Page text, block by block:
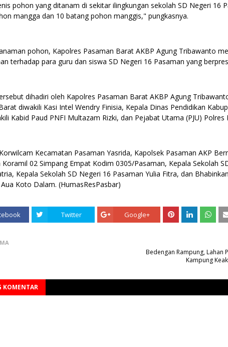
pohon yang ditanam di sekitar ilingkungan sekolah SD Negeri 16
mangga dan 10 batang pohon manggis," pungkasnya.
pohon, Kapolres Pasaman Barat AKBP Agung Tribawanto
terhadap para guru dan siswa SD Negeri 16 Pasaman yang
dihadiri oleh Kapolres Pasaman Barat AKBP Agung
diwakili Kasi Intel Wendry Finisia, Kepala Dinas Pendidikan
Kabid Paud PNFI Multazam Rizki, dan Pejabat Utama (PJU) Polres
Kecamatan Pasaman Yasrida, Kapolsek Pasaman AKP
02 Simpang Empat Kodim 0305/Pasaman, Kepala Sekolah
Kepala Sekolah SD Negeri 16 Pasaman Yulia Fitra, dan
Koto Dalam. (HumasResPasbar)
Twitter Google+
Bedengan Rampung, Lahan
Kampung
KOMENTAR